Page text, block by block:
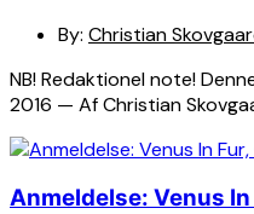
By: Christian
NB! Redaktionel note!
2016 — Af Christian
Anmeldelse: Venus